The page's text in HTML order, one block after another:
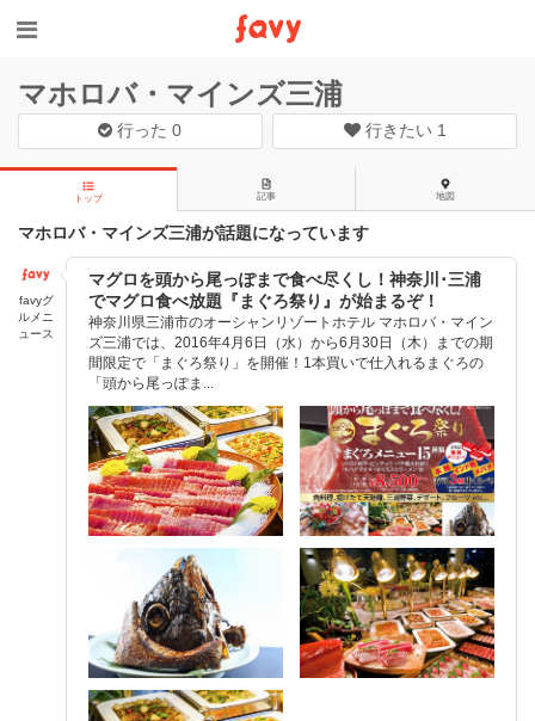
マホロバ・マインズ三浦
行った0 行きたい 1
トップ 記事 地図
マホロバ・マインズ三浦が話題になっています
favyグ
ルメニ
ュース
マグロを頭から尾っぽまで食べ尽くし！神奈川･三浦
でマグロ食べ放題『まぐろ祭り』が始まるぞ！
神奈川県三浦市のオーシャンリゾートホテル マホロバ・マイン
ズ三浦では、2016年4月6日（水）から6月30日（木）までの期
間限定で「まぐろ祭り」を開催！1本買いで仕入れるまぐろの
「頭から尾っぽま...